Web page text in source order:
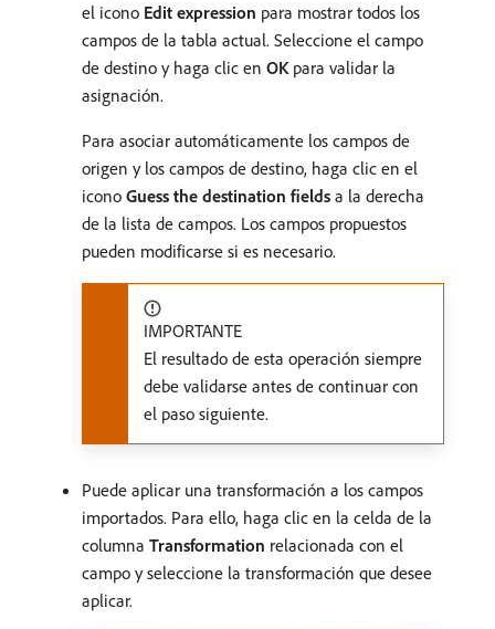
el icono Edit expression para mostrar todos los
campos de la tabla actual. Seleccione el campo
de destino y haga clic en OKpara validar la
asignación.
Para asociar automáticamente los campos de
origen y los campos de destino, haga clic en el
icono Guess the destination fields a la derecha
de la lista de campos. Los campos propuestos
pueden modificarse si es necesario.
IMPORTANTE
El resultado de esta operación siempre
debe validarse antes de continuar con
el paso siguiente.
Puede aplicar una transformación a los campos
importados. Para ello, haga clic en la celda de la
columna Transformation relacionada con el
campo y seleccione la transformación que desee
aplicar.